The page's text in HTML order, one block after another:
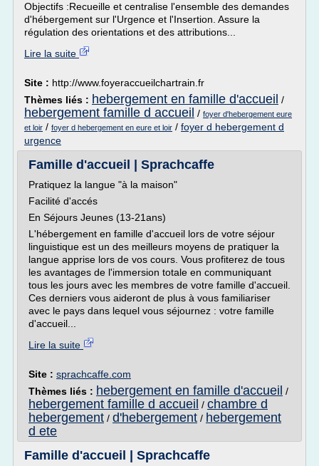
Objectifs :Recueille et centralise l'ensemble des demandes
d'hébergement sur l'Urgence et l'Insertion. Assure la
régulation des orientations et des attributions...
Lire la suite
Site : http://www.foyeraccueilchartrain.fr
Thèmes liés : hebergement en famille d'accueil /
hebergement famille d accueil / foyer d'hebergement eure
et loir / foyer d hebergement en eure et loir / foyer d hebergement d
urgence
Famille d'accueil | Sprachcaffe
Pratiquez la langue "à la maison"
Facilité d'accés
En Séjours Jeunes (13-21ans)
L'hébergement en famille d'accueil lors de votre séjour
linguistique est un des meilleurs moyens de pratiquer la
langue apprise lors de vos cours. Vous profiterez de tous
les avantages de l'immersion totale en communiquant
tous les jours avec les membres de votre famille d'accueil.
Ces derniers vous aideront de plus à vous familiariser
avec le pays dans lequel vous séjournez : votre famille
d'accueil...
Lire la suite
Site : sprachcaffe.com
Thèmes liés : hebergement en famille d'accueil /
hebergement famille d accueil / chambre d
hebergement / d'hebergement / hebergement
d ete
Famille d'accueil | Sprachcaffe